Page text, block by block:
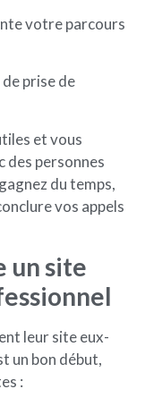
votre parcours
prise de
et vous
des personnes
du temps,
vos appels
un site
leur site eux-
un bon début,
: